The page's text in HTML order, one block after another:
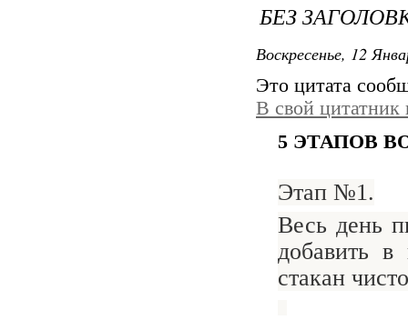
БЕЗ
Воскресенье, 12
Это цитата
В свой цитатник
5 ЭТАПОВ
Этап №1.
Весь день
добавить
стакан